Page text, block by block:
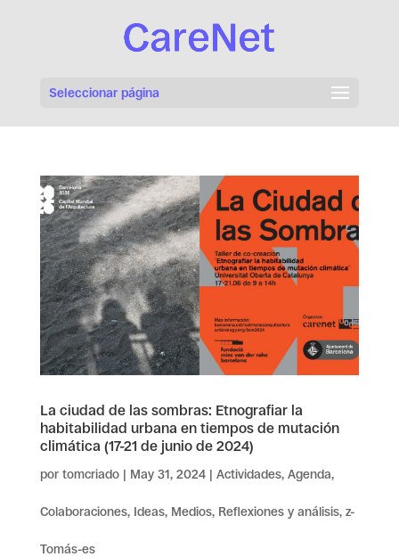
Seleccionar página
La ciudad de las sombras: Etnografiar la
habitabilidad urbana en tiempos de mutación
climática (17-21 de junio de 2024)
por tomcriado| May 31, 2024| Actividades, Agenda,
Colaboraciones, Ideas, Medios, Reflexiones y análisis, z-
Tomás-es